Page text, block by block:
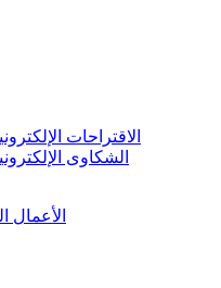
الاقتراحات
الشكاوى
الأعمال